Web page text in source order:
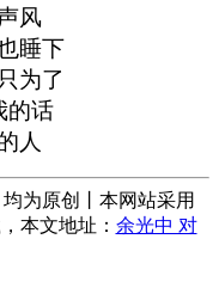
风
睡下
为了
的话
人
为原创丨本网站采用
本文地址： 余光中 对